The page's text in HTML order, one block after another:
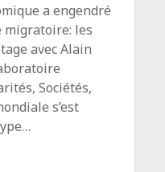
SPAN>
a engendré
migratoire: les
avec Alain
Sociétés,
s’est